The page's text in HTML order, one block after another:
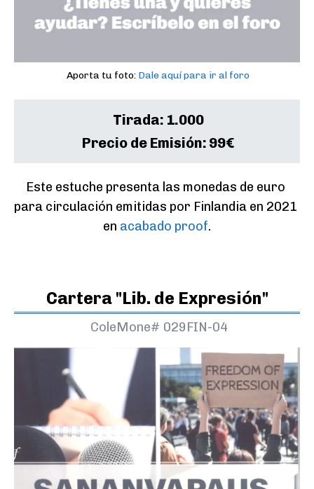
Aporta tu foto: Dale aquí para ir al foro
Tirada: 1.000
Precio de Emisión: 99€
Este estuche presenta las monedas de euro
para circulación emitidas por Finlandia en 2021
en acabado proof.
Cartera "Lib. de Expresión"
ColeMone# 029FIN-04